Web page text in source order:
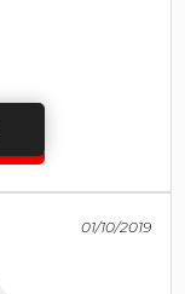
01/10/2019